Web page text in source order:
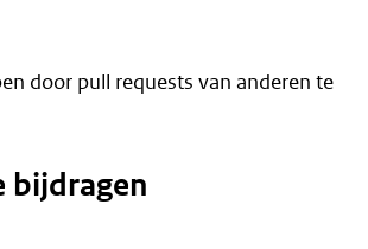
door pull requests van anderen te
bijdragen